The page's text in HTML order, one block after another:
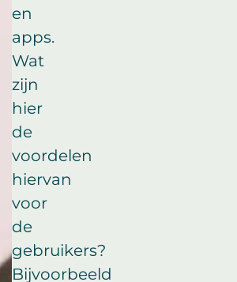
en
apps.
Wat
zijn
hier
de
voordelen
hiervan
voor
de
gebruikers?
Bijvoorbeeld